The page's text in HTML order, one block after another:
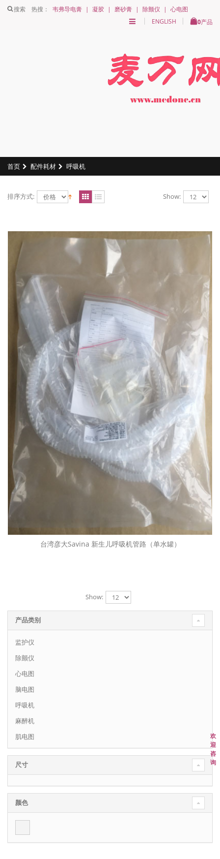
搜索 热搜： 韦弗导电膏 | 凝胶 | 磨砂膏 | 除颤仪 | 心电图
0产品
ENGLISH
首页 配件耗材 呼吸机
排序方式: Show:
台湾彦大Savina 新生儿呼吸机管路（单水罐）
Show:
产品类别
监护仪
除颤仪
心电图
脑电图
呼吸机
麻醉机
肌电图
尺寸
颜色
欢
迎
咨
询